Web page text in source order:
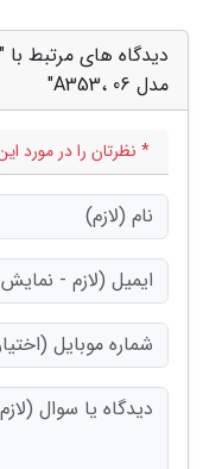
دیدگاه های مرتبط با
مدل A353، 06"
* نظرتان را در مورد